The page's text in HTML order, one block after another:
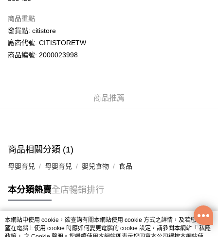
WeChat Pay
送貨方式
每筆HK$50.00，滿HK$200.00或以上免運費
UNY 門市自取
商品重點
發貨點: citistore
廠商代號: CITISTORETW
商品編號: 2000023998
商品推薦
商品相關分類 (1)
母嬰育兒 母嬰育兒 嬰兒食物 食品
本分類熱賣全店暢銷排行
熱門標籤
本網站中使用 cookie，欲查詢有關本網站使用 cookie 方式之詳情，及若您不希
望在電腦上使用 cookie 時應如何變更電腦的 cookie 設定，請參閱本網站「 私隱